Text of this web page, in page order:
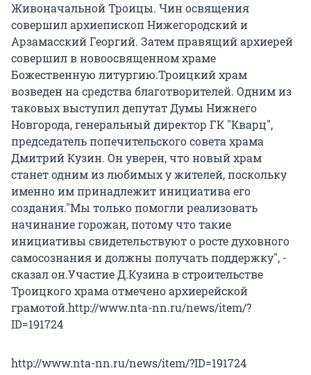
Живоначальной Троицы. Чин освящения
совершил архиепископ Нижегородский и
Арзамасский Георгий. Затем правящий архиерей
совершил в новоосвященном храме
Божественную литургию.Троицкий храм
возведен на средства благотворителей. Одним из
таковых выступил депутат Думы Нижнего
Новгорода, генеральный директор ГК "Кварц",
председатель попечительского совета храма
Дмитрий Кузин. Он уверен, что новый храм
станет одним из любимых у жителей, поскольку
именно им принадлежит инициатива его
создания."Мы только помогли реализовать
начинание горожан, потому что такие
инициативы свидетельствуют о росте духовного
самосознания и должны получать поддержку", -
сказал он.Участие Д.Кузина в строительстве
Троицкого храма отмечено архиерейской
грамотой.http://www.nta-nn.ru/news/item/?
ID=191724
http://www.nta-nn.ru/news/item/?ID=191724